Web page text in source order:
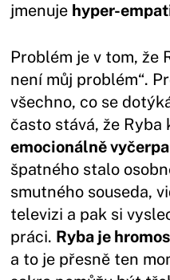
jmenuje hyper-
Problém je v tom, že
není můj problém“.
všechno, co se
často stává, že
emocionálně
špatného stalo
smutného souseda,
televizi a pak si
práci. Ryba je
a to je přesně ten